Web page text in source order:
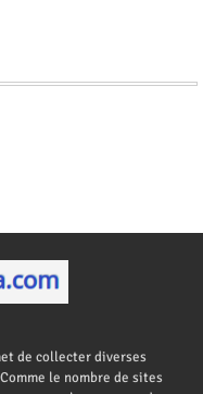
de collecter diverses
le nombre de sites